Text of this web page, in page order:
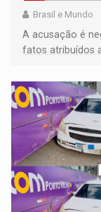
Brasil e Mundo
A acusação é
fatos atribuídos